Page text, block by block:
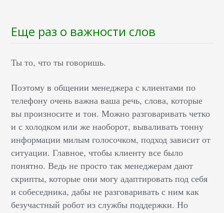
Еще раз о важности слов
Ты то, что ты говоришь.
Поэтому в общении менеджера с клиентами по
телефону очень важна ваша речь, слова, которые
вы произносите и тон. Можно разговаривать четко
и с холодком или же наоборот, вываливать тонну
информации милым голосочком, подход зависит от
ситуации. Главное, чтобы клиенту все было
понятно. Ведь не просто так менеджерам дают
скрипты, которые они могу адаптировать под себя
и собеседника, дабы не разговаривать с ним как
безучастный робот из службы поддержки. Но